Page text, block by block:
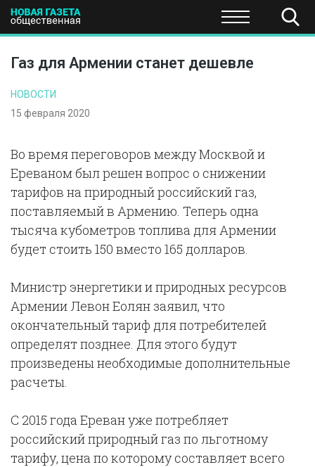
ПОЛИТИКА ЭКОНОМИКА НАУКА И
Газ для Армении станет дешевле
НОВОСТИ
15 февраля 2020
Во время переговоров между Москвой и
Ереваном был решен вопрос о снижении
тарифов на природный российский газ,
поставляемый в Армению. Теперь одна
тысяча кубометров топлива для Армении
будет стоить 150 вместо 165 долларов.
Министр энергетики и природных ресурсов
Армении Левон Еолян заявил, что
окончательный тариф для потребителей
определят позднее. Для этого будут
произведены необходимые дополнительные
расчеты.
С 2015 года Ереван уже потребляет
российский природный газ по льготному
тарифу, цена по которому составляет всего